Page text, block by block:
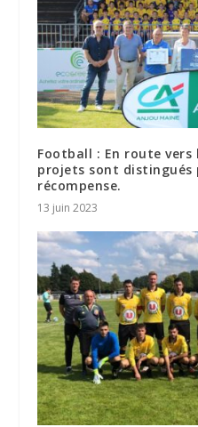
Football : En route vers
projets sont distingués
récompense.
13 juin 2023